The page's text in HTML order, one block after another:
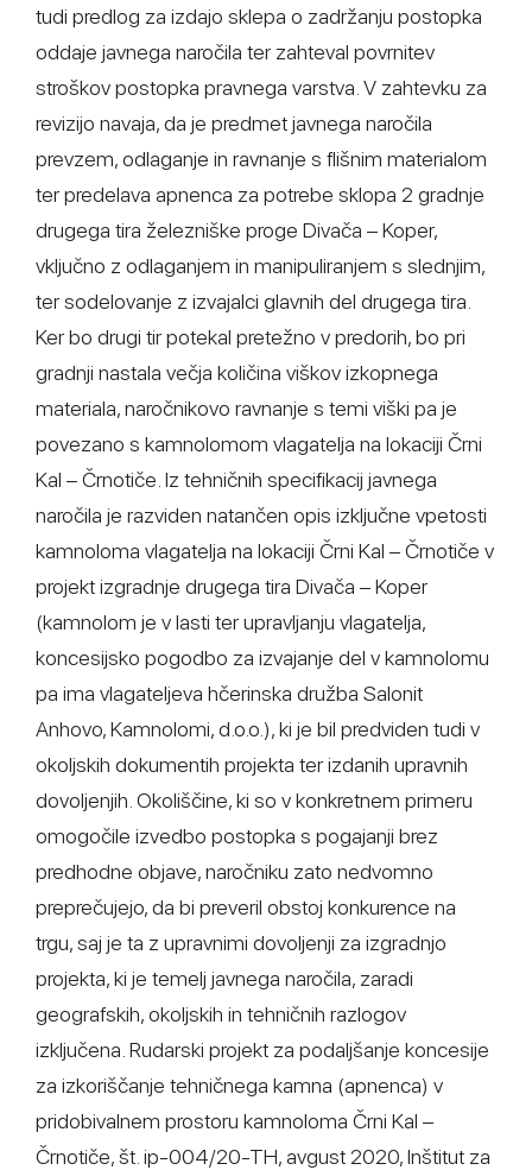
tudi predlog za izdajo sklepa o zadržanju postopka
oddaje javnega naročila ter zahteval povrnitev
stroškov postopka pravnega varstva. V zahtevku za
revizijo navaja, da je predmet javnega naročila
prevzem, odlaganje in ravnanje s flišnim materialom
ter predelava apnenca za potrebe sklopa 2 gradnje
drugega tira železniške proge Divača – Koper,
vključno z odlaganjem in manipuliranjem s slednjim,
ter sodelovanje z izvajalci glavnih del drugega tira.
Ker bo drugi tir potekal pretežno v predorih, bo pri
gradnji nastala večja količina viškov izkopnega
materiala, naročnikovo ravnanje s temi viški pa je
povezano s kamnolomom vlagatelja na lokaciji Črni
Kal – Črnotiče. Iz tehničnih specifikacij javnega
naročila je razviden natančen opis izključne vpetosti
kamnoloma vlagatelja na lokaciji Črni Kal – Črnotiče v
projekt izgradnje drugega tira Divača – Koper
(kamnolom je v lasti ter upravljanju vlagatelja,
koncesijsko pogodbo za izvajanje del v kamnolomu
pa ima vlagateljeva hčerinska družba Salonit
Anhovo, Kamnolomi, d.o.o.), ki je bil predviden tudi v
okoljskih dokumentih projekta ter izdanih upravnih
dovoljenjih. Okoliščine, ki so v konkretnem primeru
omogočile izvedbo postopka s pogajanji brez
predhodne objave, naročniku zato nedvomno
preprečujejo, da bi preveril obstoj konkurence na
trgu, saj je ta z upravnimi dovoljenji za izgradnjo
projekta, ki je temelj javnega naročila, zaradi
geografskih, okoljskih in tehničnih razlogov
izključena. Rudarski projekt za podaljšanje koncesije
za izkoriščanje tehničnega kamna (apnenca) v
pridobivalnem prostoru kamnoloma Črni Kal –
Črnotiče, št. ip-004/20-TH, avgust 2020, Inštitut za